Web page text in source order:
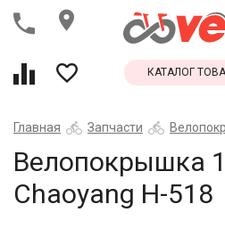
КАТАЛОГ
Главная Запчасти
Велопокрышка
Chaoyang Н-518